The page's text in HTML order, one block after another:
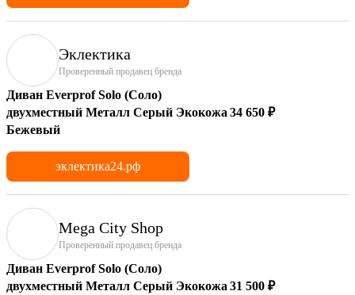
Эклектика
Проверенный продавец бренда
Диван Everprof Solo (Соло)
двухместный Металл Серый Экокожа
Бежевый
34 650 ₽
эклектика24.рф
Mega City Shop
Проверенный продавец бренда
Диван Everprof Solo (Соло)
двухместный Металл Серый Экокожа 31 500 ₽